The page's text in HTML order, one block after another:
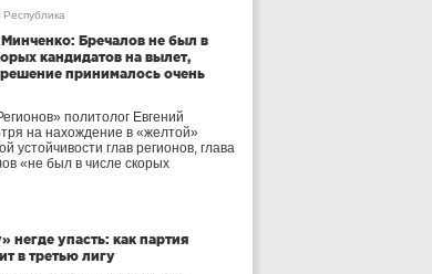
Республика
Бречалов не был в
кандидатов на вылет,
принималось очень
политолог Евгений
на нахождение в «желтой»
устойчивости глав регионов, глава
«не был в числе скорых
негде упасть: как партия
в третью лигу